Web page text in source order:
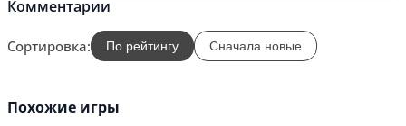
Комментарии
Сортировка: По рейтингу Сначала новые
Похожие игры